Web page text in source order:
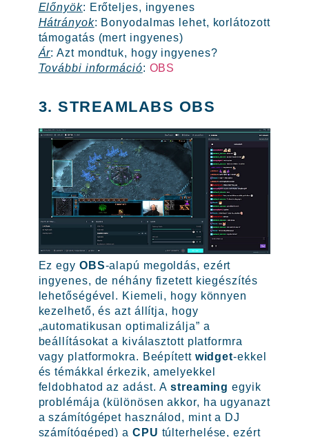
Előnyök: Erőteljes, ingyenes
Hátrányok: Bonyodalmas lehet, korlátozott
támogatás (mert ingyenes)
Ár: Azt mondtuk, hogy ingyenes?
További információ: OBS
3. STREAMLABS OBS
Ez egy OBS-alapú megoldás, ezért
ingyenes, de néhány fizetett kiegészítés
lehetőségével. Kiemeli, hogy könnyen
kezelhető, és azt állítja, hogy
„automatikusan optimalizálja” a
beállításokat a kiválasztott platformra
vagy platformokra. Beépített widget-ekkel
és témákkal érkezik, amelyekkel
feldobhatod az adást. Astreaming egyik
problémája (különösen akkor, ha ugyanazt
a számítógépet használod, mint a DJ
számítógéped) a CPU túlterhelése, ezért